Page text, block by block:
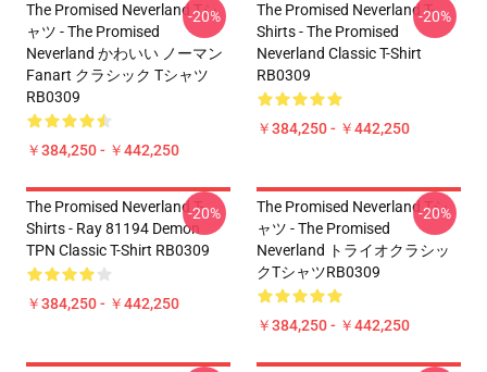
The Promised Neverland Tシ
ャツ - The Promised
Neverland かわいい ノーマン
Fanart クラシック Tシャツ
RB0309
￥384,250 - ￥442,250
-20%
The Promised Neverland T-
Shirts - The Promised
Neverland Classic T-Shirt
RB0309
￥384,250 - ￥442,250
-20%
The Promised Neverland T-
Shirts - Ray 81194 Demon
TPN Classic T-Shirt RB0309
￥384,250 - ￥442,250
-20%
The Promised Neverland Tシ
ャツ - The Promised
Neverland トライオクラシッ
クTシャツRB0309
￥384,250 - ￥442,250
-20%